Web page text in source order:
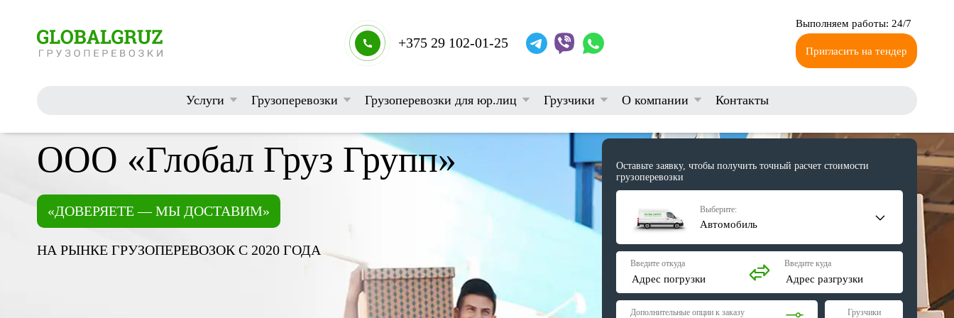
+375 29 102-01-25
Выполняем работы: 24/7
Пригласить на тендер
Услуги Грузоперевозки Грузоперевозки для юр.лиц Грузчики О компании Контакты
ООО «Глобал Груз Групп»
«ДОВЕРЯЕТЕ — МЫ ДОСТАВИМ»
НА РЫНКЕ ГРУЗОПЕРЕВОЗОК С 2020 ГОДА
Оставьте заявку, чтобы получить точный расчет стоимости
грузоперевозки
Выберите:
Автомобиль
Введите откуда Введите куда
Дополнительные опции к заказу Грузчики